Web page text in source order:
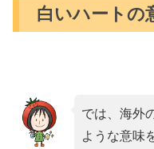
白いハートの
では、海外
ような意味